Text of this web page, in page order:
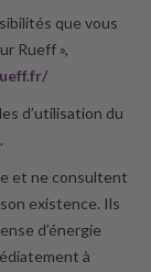
que vous
Rueff »,
d’utilisation du
et ne consultent
existence. Ils
d’énergie
à